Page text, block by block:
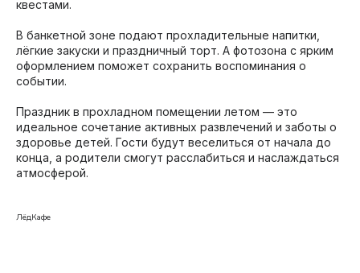
квестами.
В банкетной зоне подают прохладительные напитки,
лёгкие закуски и праздничный торт. А фотозона с ярким
оформлением поможет сохранить воспоминания о
событии.
Праздник в прохладном помещении летом — это
идеальное сочетание активных развлечений и заботы о
здоровье детей. Гости будут веселиться от начала до
конца, а родители смогут расслабиться и наслаждаться
атмосферой.
ЛёдКафе